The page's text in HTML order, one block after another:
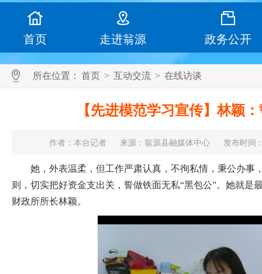
首页 走进翁源 政务公开
所在位置： 首页 > 互动交流 > 在线访谈
【先进模范学习宣传】林颖
作者：本台记者 来源：翁源县融媒体中心 发布时间
她，外表温柔，但工作严肃认真，不徇私情，秉公办事
则，切实把好资金支出关，誓做铁面无私“黑包公”。她就是
财政所所长林颖。